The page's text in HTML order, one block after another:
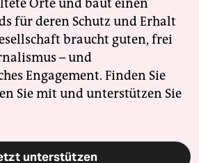
Orte und baut einen
für deren Schutz und Erhalt
braucht guten, frei
– und
Engagement. Finden Sie
Sie mit und unterstützen Sie
unterstützen